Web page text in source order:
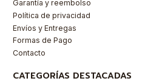
Garantía y reembolso
Política de privacidad
Envíos y Entregas
Formas de Pago
Contacto
CATEGORÍAS DESTACADAS